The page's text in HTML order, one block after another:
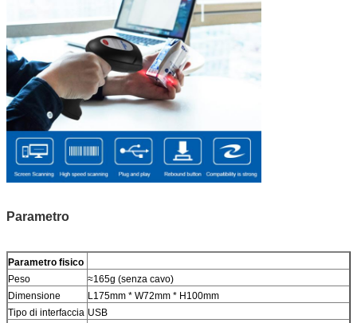
Parametro
Parametro fisico
Peso
≈165g (senza cavo)
Dimensione
L175mm * W72mm * H100mm
Tipo di interfaccia USB